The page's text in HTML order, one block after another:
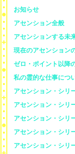
お知らせ
アセンション全般
アセンションする未
現在のアセンション
ゼロ・ポイント以降
私の霊的な仕事につ
アセンション・シリ
アセンション・シリ
アセンション・シリ
アセンション・シリ
アセンション・シリ